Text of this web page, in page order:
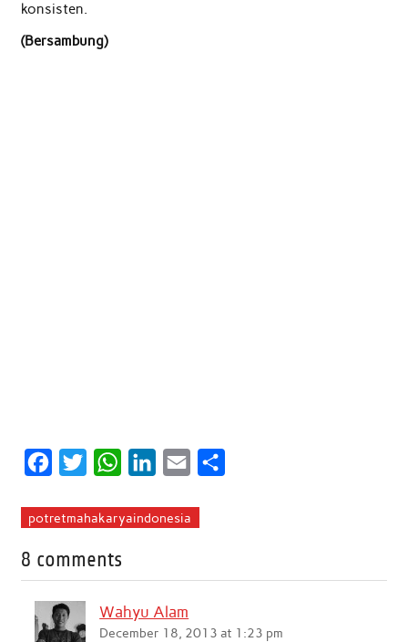
konsisten.
(Bersambung)
c
b
o
o
i
t
W
a
s
n
a
potretmahakaryaindonesia
8 comments
Wahyu Alam
December 18, 2013 at 1:23 pm